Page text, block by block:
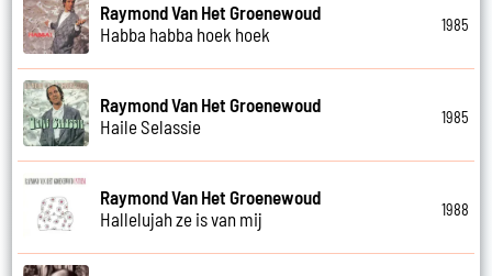
Raymond Van Het Groenewoud
Habba habba hoek hoek
1985
Raymond Van Het Groenewoud
Haile Selassie
1985
Raymond Van Het Groenewoud
Hallelujah ze is van mij
1988